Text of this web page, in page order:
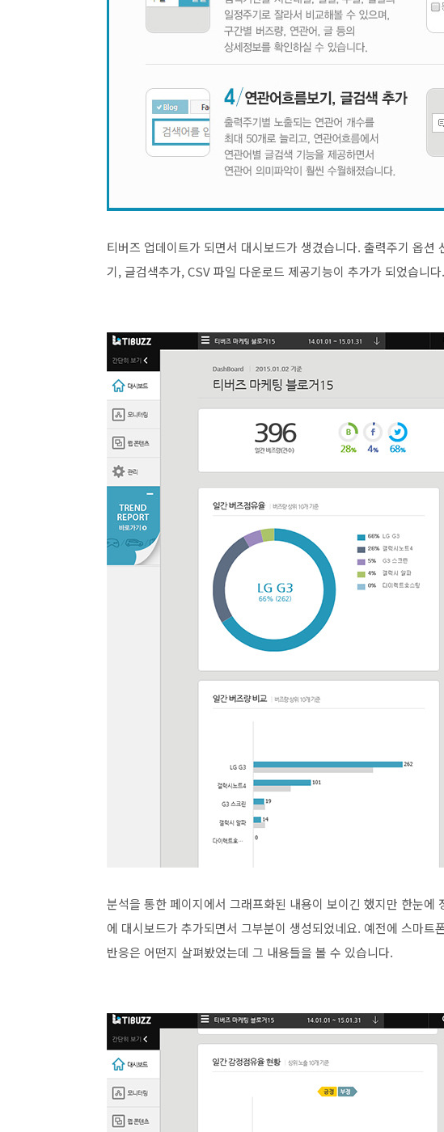
티버즈 업데이트가 되면서 대시보드가 생겼습니다. 출력주기 옵
기, 글검색추가, CSV 파일 다운로드 제공기능이 추가가 되었습니다.
분석을 통한 페이지에서 그래프화된 내용이 보이긴 했지만 한눈
에 대시보드가 추가되면서 그부분이 생성되었네요. 예전에 스마
반응은 어떤지 살펴봤었는데 그 내용들을 볼 수 있습니다.